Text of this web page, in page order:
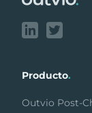
Producto.
Outvio Post-